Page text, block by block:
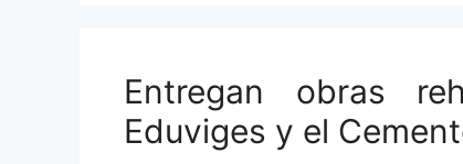
Entregan obras
Eduviges y el